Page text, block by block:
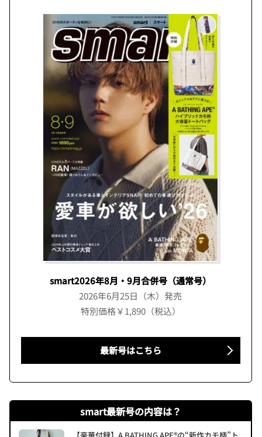
smart2026年8月・9月合併号（通常号）
2026年6月25日（木）発売
特別価格￥1,890（税込）
最新号はこちら
smart最新号の内容は？
【豪華付録】A BATHING APE®の“新作カモ柄”ト